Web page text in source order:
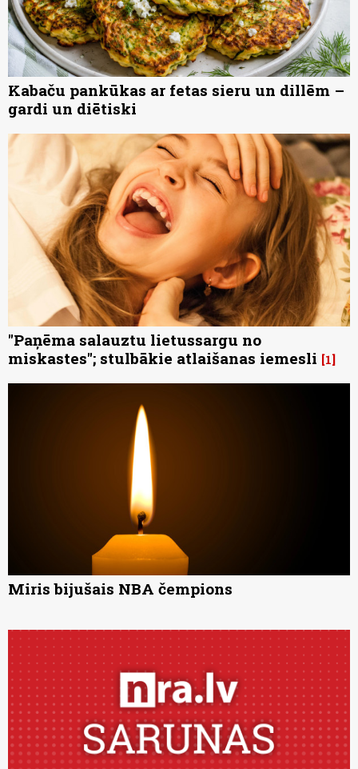
Kabaču pankūkas ar fetas sieru un dillēm –
gardi un diētiski
"Paņēma salauztu lietussargu no
miskastes"; stulbākie atlaišanas iemesli 1
Miris bijušais NBA čempions